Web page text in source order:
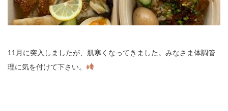
11月に突入しましたが、肌寒くなってきました。みなさま体調管
理に気を付けて下さい。